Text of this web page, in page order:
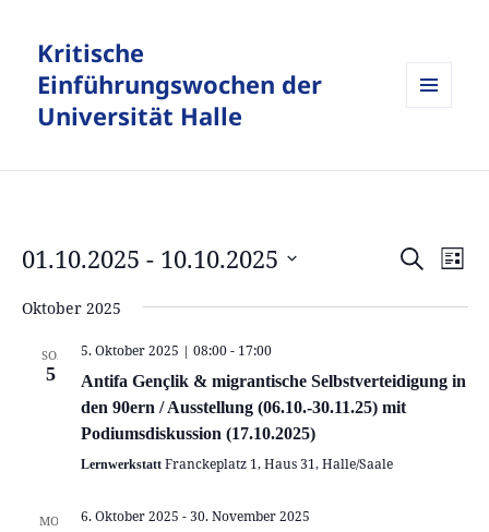
Kritische
Einführungswochen der
Universität Halle
und
SUCHELISTE
01.10.2025 - 10.10.2025
wählen.
Oktober 2025
SO.
5
5. Oktober 2025 | 08:00- 17:00
Antifa Gençlik & migrantische Selbstverteidigung in
den 90ern / Ausstellung (06.10.-30.11.25) mit
Podiumsdiskussion (17.10.2025)
Lernwerkstatt Franckeplatz 1, Haus 31, Halle/Saale
MO. 6. Oktober 2025 -30. November 2025